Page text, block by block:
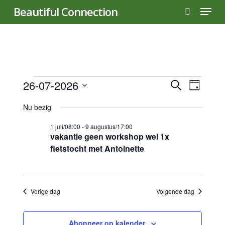
Beautiful Connection
search
Menu
Evenementen
26
juli
2026
en
Zoeken
Dag
26-07-2026
een
Nu bezig
vakantie geen workshop wel 1x
fietstocht met Antoinette
1 juli/08:00 -9 augustus/17:00
Vorige dag Volgende dag
Abonneer op kalender